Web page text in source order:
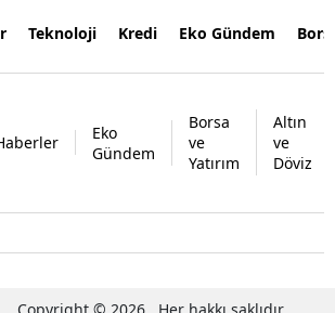
Teknoloji Kredi Eko Gündem
Eko
Gündem
Borsa
ve
Yatırım
Altın
ve
Döviz
Copyright © 2026 . Her hakkı saklıdır.